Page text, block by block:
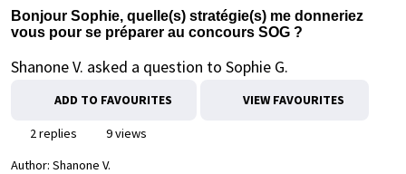
Bonjour Sophie, quelle(s) stratégie(s) me donneriez
vous pour se préparer au concours SOG ?
Shanone V. asked a question to Sophie G.
ADD TO FAVOURITES VIEW FAVOURITES
2 replies
9 views
Author: Shanone V.